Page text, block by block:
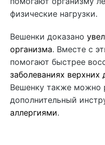
физические нагрузки.
Вешенки доказано
организма. Вместе с
помогают быстрее
заболеваниях верхних
Вешенку также можно
дополнительный
аллергиями.